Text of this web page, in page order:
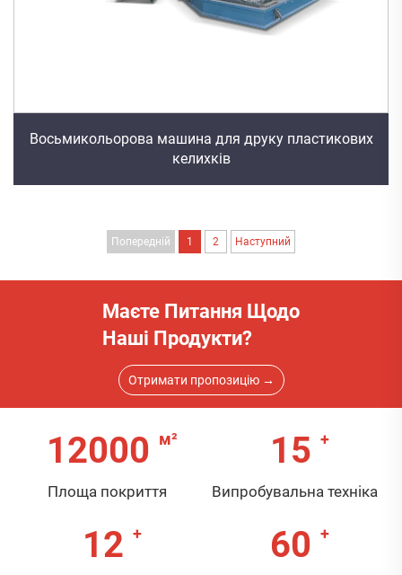
Восьмикольорова машина для друку пластикових
келихків
Попередній 1 2 Наступний
Маєте Питання Щодо
Наші Продукти?
Отримати пропозицію →
12000
Площа покриття
15
Випробувальна техніка
12 60